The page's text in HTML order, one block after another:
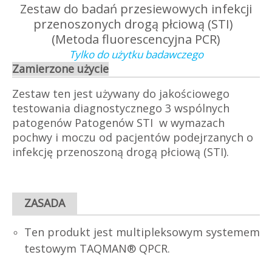
Zestaw do badań przesiewowych infekcji
przenoszonych drogą płciową (STI)
(Metoda fluorescencyjna PCR)
Tylko do użytku badawczego
Zamierzone użycie
Zestaw ten jest używany do jakościowego
testowania diagnostycznego 3 wspólnych
patogenów Patogenów STI w wymazach
pochwy i moczu od pacjentów podejrzanych o
infekcję przenoszoną drogą płciową (STI).
ZASADA
Ten produkt jest multipleksowym systemem
testowym TAQMAN® QPCR.